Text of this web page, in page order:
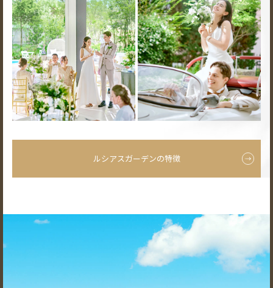
ルシアスガーデンの特徴